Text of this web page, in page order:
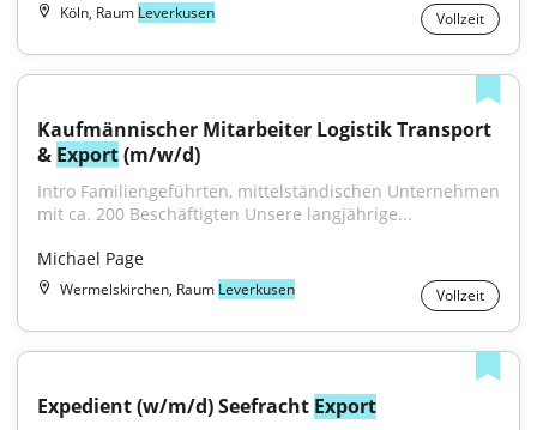
Köln, Raum Leverkusen Vollzeit
Kaufmännischer Mitarbeiter Logistik Transport
& Export (m/w/d)
Intro Familiengeführten, mittelständischen Unternehmen
mit ca. 200 Beschäftigten Unsere langjährige...
Michael Page
Wermelskirchen, Raum Leverkusen Vollzeit
Expedient (w/m/d) Seefracht Export